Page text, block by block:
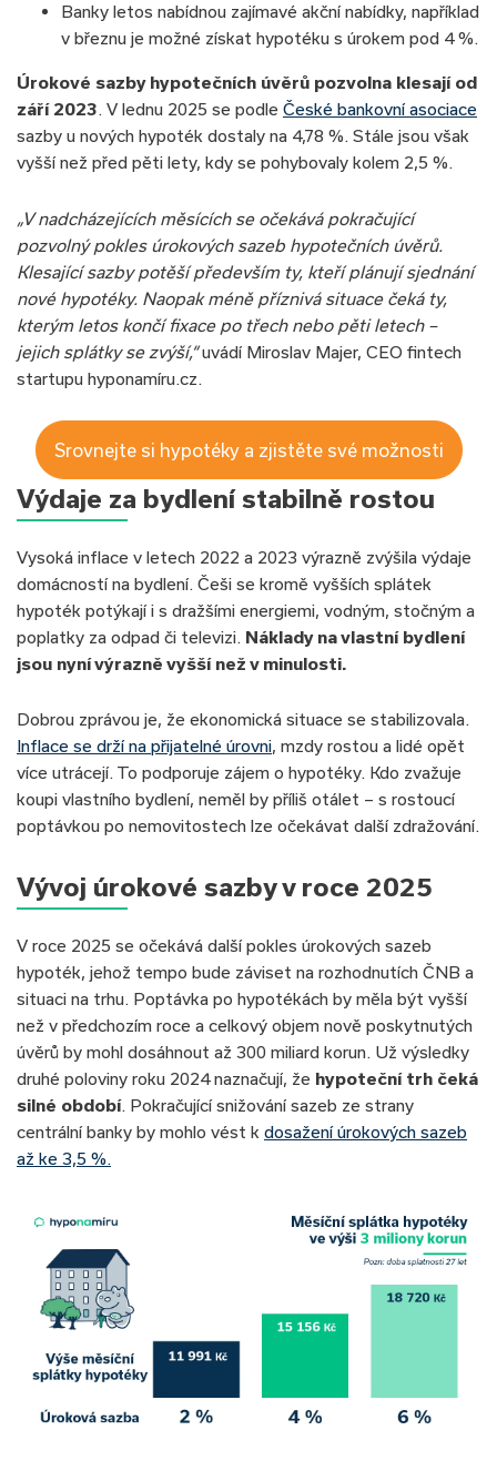
Banky letos nabídnou zajímavé akční nabídky, například
v březnu je možné získat hypotéku s úrokem pod 4 %.
Úrokové sazby hypotečních úvěrů pozvolna klesají od
září 2023. V lednu 2025 se podle České bankovní asociace
sazby u nových hypoték dostaly na 4,78 %. Stále jsou však
vyšší než před pěti lety, kdy se pohybovaly kolem 2,5 %.
„V nadcházejících měsících se očekává pokračující
pozvolný pokles úrokových sazeb hypotečních úvěrů.
Klesající sazby potěší především ty, kteří plánují sjednání
nové hypotéky. Naopak méně příznivá situace čeká ty,
kterým letos končí fixace po třech nebo pěti letech –
jejich splátky se zvýší,“uvádí Miroslav Majer, CEO fintech
startupu hyponamíru.cz.
Srovnejte si hypotéky a zjistěte své možnosti
Výdaje za bydlení stabilně rostou
Vysoká inflace v letech 2022 a 2023 výrazně zvýšila výdaje
domácností na bydlení. Češi se kromě vyšších splátek
hypoték potýkají i s dražšími energiemi, vodným, stočným a
poplatky za odpad či televizi. Náklady na vlastní bydlení
jsou nyní výrazně vyšší než v minulosti.
Dobrou zprávou je, že ekonomická situace se stabilizovala.
Inflace se drží na přijatelné úrovni, mzdy rostou a lidé opět
více utrácejí. To podporuje zájem o hypotéky. Kdo zvažuje
koupi vlastního bydlení, neměl by příliš otálet – s rostoucí
poptávkou po nemovitostech lze očekávat další zdražování.
Vývoj úrokové sazby v roce 2025
V roce 2025 se očekává další pokles úrokových sazeb
hypoték, jehož tempo bude záviset na rozhodnutích ČNB a
situaci na trhu. Poptávka po hypotékách by měla být vyšší
než v předchozím roce a celkový objem nově poskytnutých
úvěrů by mohl dosáhnout až 300 miliard korun. Už výsledky
druhé poloviny roku 2024 naznačují, že hypoteční trh čeká
silné období. Pokračující snižování sazeb ze strany
centrální banky by mohlo vést k dosažení úrokových sazeb
až ke 3,5 %.